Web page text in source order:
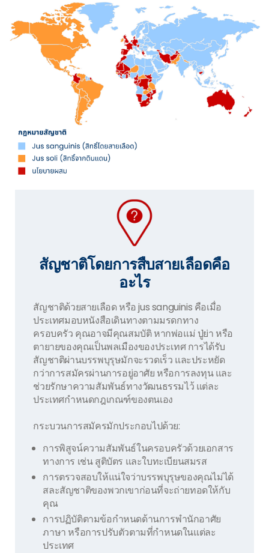
สัญชาติโดยการสืบสายเลือดคือ
อะไร
สัญชาติด้วยสายเลือด หรือ jus sanguinis คือเมื่อ
ประเทศมอบหนังสือเดินทางตามมรดกทาง
ครอบครัว คุณอาจมีคุณสมบัติ หากพ่อแม่ ปู่ย่า หรือ
ตายายของคุณเป็นพลเมืองของประเทศ การได้รับ
สัญชาติผ่านบรรพบุรุษมักจะรวดเร็ว และประหยัด
กว่าการสมัครผ่านการอยู่อาศัย หรือการลงทุน และ
ช่วยรักษาความสัมพันธ์ทางวัฒนธรรมไว้ แต่ละ
ประเทศกำหนดกฎเกณฑ์ของตนเอง
กระบวนการสมัครมักประกอบไปด้วย:
การพิสูจน์ความสัมพันธ์ในครอบครัวด้วยเอกสาร
ทางการ เช่น สูติบัตร และใบทะเบียนสมรส
การตรวจสอบให้แน่ใจว่าบรรพบุรุษของคุณไม่ได้
สละสัญชาติของพวกเขาก่อนที่จะถ่ายทอดให้กับ
คุณ
การปฏิบัติตามข้อกำหนดด้านการพำนักอาศัย
ภาษา หรือการปรับตัวตามที่กำหนดในแต่ละ
ประเทศ